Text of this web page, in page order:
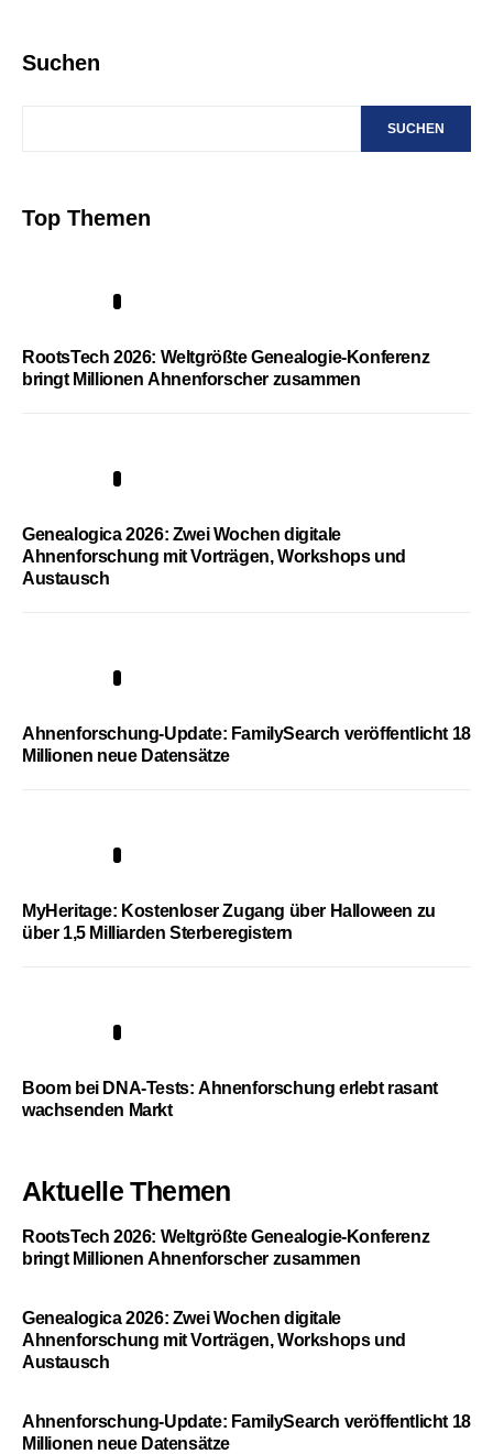
Suchen
SUCHEN
Top Themen
RootsTech 2026: Weltgrößte Genealogie-Konferenz
bringt Millionen Ahnenforscher zusammen
Genealogica 2026: Zwei Wochen digitale
Ahnenforschung mit Vorträgen, Workshops und
Austausch
Ahnenforschung-Update: FamilySearch veröffentlicht 18
Millionen neue Datensätze
MyHeritage: Kostenloser Zugang über Halloween zu
über 1,5 Milliarden Sterberegistern
Boom bei DNA-Tests: Ahnenforschung erlebt rasant
wachsenden Markt
Aktuelle Themen
RootsTech 2026: Weltgrößte Genealogie-Konferenz
bringt Millionen Ahnenforscher zusammen
Genealogica 2026: Zwei Wochen digitale
Ahnenforschung mit Vorträgen, Workshops und
Austausch
Ahnenforschung-Update: FamilySearch veröffentlicht 18
Millionen neue Datensätze